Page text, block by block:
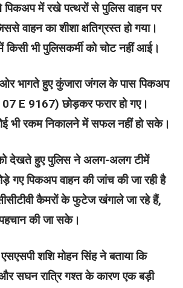
पिकअप में रखे पत्थरों से पुलिस वाहन पर
वाहन का शीशा क्षतिग्रस्त हो गया।
किसी भी पुलिसकर्मी को चोट नहीं आई।
भागते हुए कुंजारा जंगल के पास पिकअप
E 9167) छोड़कर फरार हो गए।
भी रकम निकालने में सफल नहीं हो सके।
देखते हुए पुलिस ने अलग-अलग टीमें
गए पिकअप वाहन की जांच की जा रही है
कैमरों के फुटेज खंगाले जा रहे हैं,
पहचान की जा सके।
शशि मोहन सिंह ने बताया कि
सघन रात्रि गश्त के कारण एक बड़ी